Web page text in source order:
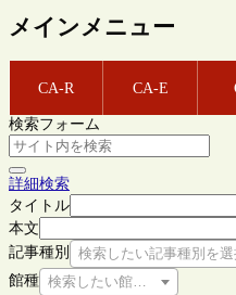
メインメニュー
CA-R CA-E
検索フォーム
詳細検索
タイトル
本文
記事種別
検索したい記事種別を
館種 検索したい館種を選択してく